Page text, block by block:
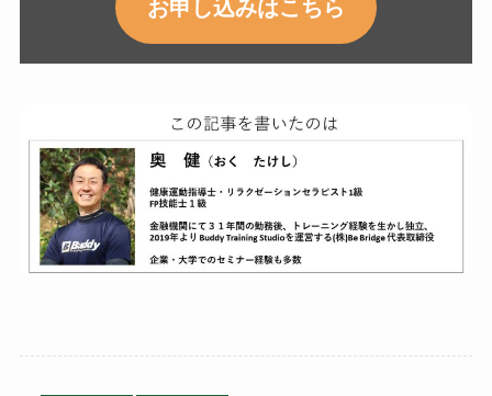
お申し込みはこちら